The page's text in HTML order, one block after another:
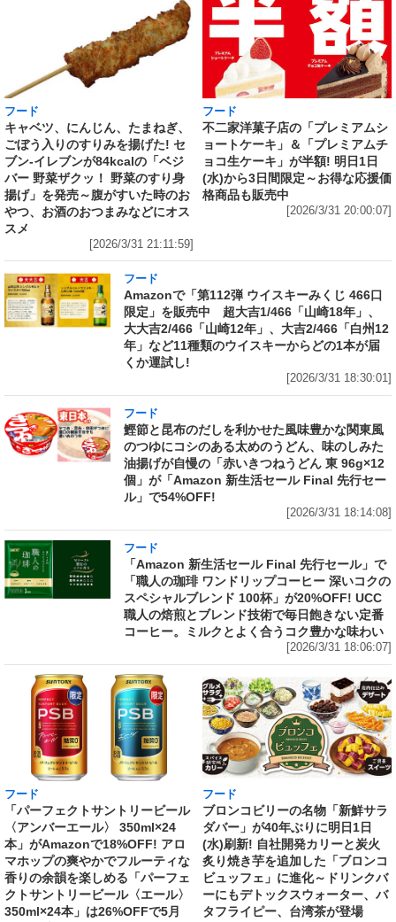
フード
キャベツ、にんじん、たまねぎ、
ごぼう入りのすりみを揚げた! セ
ブン‐イレブンが84kcalの「ベジ
バー 野菜ザクッ！ 野菜のすり身
揚げ」を発売～腹がすいた時のお
やつ、お酒のおつまみなどにオス
スメ
[2026/3/31 21:11:59]
フード
不二家洋菓子店の「プレミアムシ
ョートケーキ」＆「プレミアムチ
ョコ生ケーキ」が半額! 明日1日
(水)から3日間限定～お得な応援価
格商品も販売中
[2026/3/31 20:00:07]
フード
Amazonで「第112弾 ウイスキーみくじ 466口
限定」を販売中 超大吉1/466「山崎18年」、
大大吉2/466「山崎12年」、大吉2/466「白州12
年」など11種類のウイスキーからどの1本が届
くか運試し!
[2026/3/31 18:30:01]
フード
鰹節と昆布のだしを利かせた風味豊かな関東風
のつゆにコシのある太めのうどん、味のしみた
油揚げが自慢の「赤いきつねうどん 東 96g×12
個」が「Amazon 新生活セール Final 先行セー
ル」で54%OFF!
[2026/3/31 18:14:08]
フード
「Amazon 新生活セール Final 先行セール」で
「職人の珈琲 ワンドリップコーヒー 深いコクの
スペシャルブレンド 100杯」が20%OFF! UCC
職人の焙煎とブレンド技術で毎日飽きない定番
コーヒー。ミルクとよく合うコク豊かな味わい
[2026/3/31 18:06:07]
フード
「パーフェクトサントリービール
〈アンバーエール〉 350ml×24
本」がAmazonで18%OFF! アロ
マホップの爽やかでフルーティな
香りの余韻を楽しめる「パーフェ
クトサントリービール〈エール〉
350ml×24本」は26%OFFで5月
フード
ブロンコビリーの名物「新鮮サラ
ダバー」が40年ぶりに明日1日
(水)刷新! 自社開発カリーと炭火
炙り焼き芋を追加した「ブロンコ
ビュッフェ」に進化～ドリンクバ
ーにもデトックスウォーター、バ
タフライピー、台湾茶が登場